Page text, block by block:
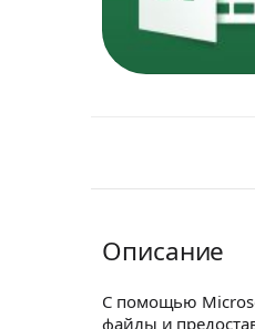
Описание
С помощью
файлы и